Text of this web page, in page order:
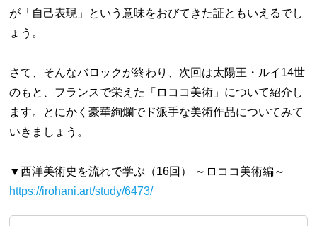
が「自己表現」という意味をおびてきた証ともいえるでし
ょう。
さて、そんなバロックが終わり、次回は太陽王・ルイ14世
のもと、フランスで栄えた「ロココ美術」について紹介し
ます。とにかく豪華絢爛でド派手な美術作品についてみて
いきましょう。
▼西洋美術史を流れで学ぶ（16回） ～ロココ美術編～
https://irohani.art/study/6473/